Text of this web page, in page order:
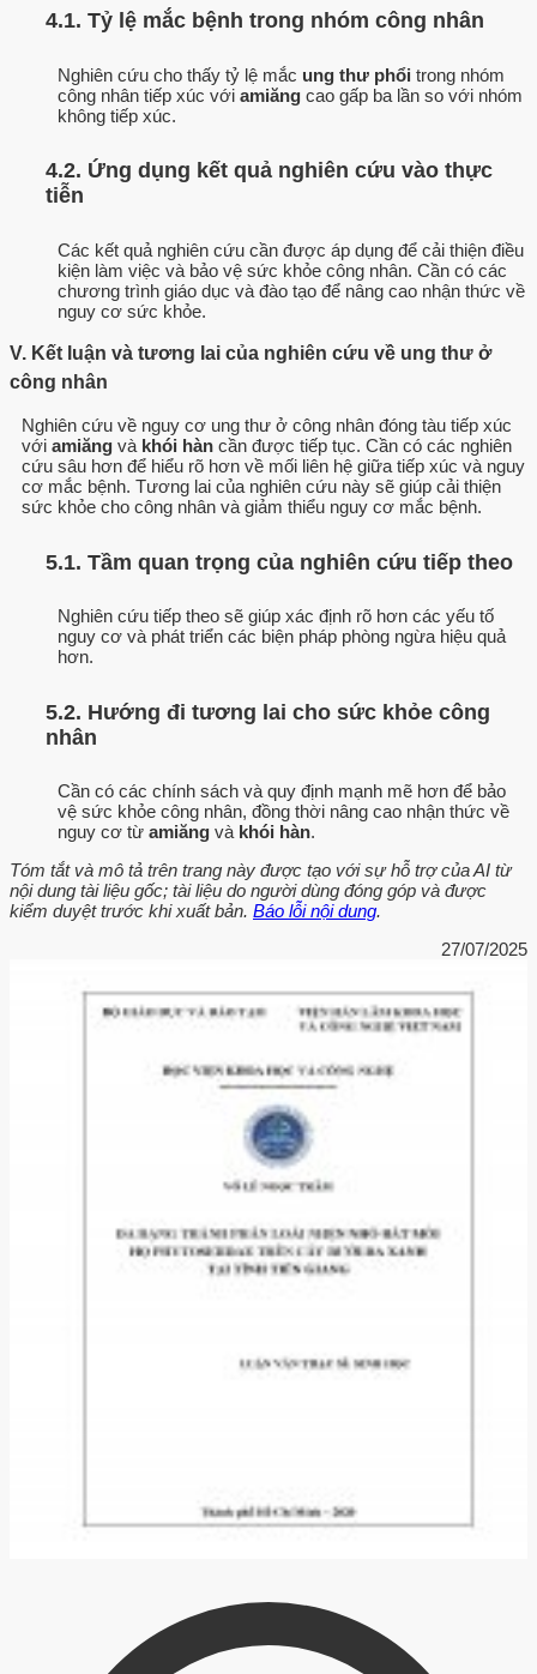
4.1. Tỷ lệ mắc bệnh trong nhóm công nhân
Nghiên cứu cho thấy tỷ lệ mắc ung thư phổi trong nhóm
công nhân tiếp xúc với amiăng cao gấp ba lần so với nhóm
không tiếp xúc.
4.2. Ứng dụng kết quả nghiên cứu vào thực
tiễn
Các kết quả nghiên cứu cần được áp dụng để cải thiện điều
kiện làm việc và bảo vệ sức khỏe công nhân. Cần có các
chương trình giáo dục và đào tạo để nâng cao nhận thức về
nguy cơ sức khỏe.
V. Kết luận và tương lai của nghiên cứu về ung thư ở
công nhân
Nghiên cứu về nguy cơ ung thư ở công nhân đóng tàu tiếp xúc
với amiăng và khói hàn cần được tiếp tục. Cần có các nghiên
cứu sâu hơn để hiểu rõ hơn về mối liên hệ giữa tiếp xúc và nguy
cơ mắc bệnh. Tương lai của nghiên cứu này sẽ giúp cải thiện
sức khỏe cho công nhân và giảm thiểu nguy cơ mắc bệnh.
5.1. Tầm quan trọng của nghiên cứu tiếp theo
Nghiên cứu tiếp theo sẽ giúp xác định rõ hơn các yếu tố
nguy cơ và phát triển các biện pháp phòng ngừa hiệu quả
hơn.
5.2. Hướng đi tương lai cho sức khỏe công
nhân
Cần có các chính sách và quy định mạnh mẽ hơn để bảo
vệ sức khỏe công nhân, đồng thời nâng cao nhận thức về
nguy cơ từ amiăng và khói hàn.
Tóm tắt và mô tả trên trang này được tạo với sự hỗ trợ của AI từ
nội dung tài liệu gốc; tài liệu do người dùng đóng góp và được
kiểm duyệt trước khi xuất bản. Báo lỗi nội dung.
27/07/2025